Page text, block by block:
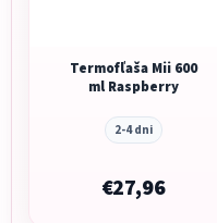
Termofľaša Mii 600
ml Raspberry
2-4 dni
€27,96